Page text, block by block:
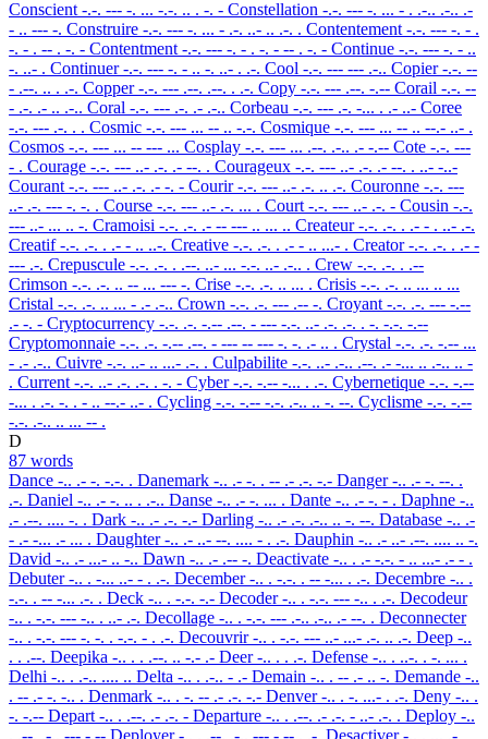
Conscient -.-. --- -. ... -.-. .. . -. - Constellation -.-. --- -. ... - . .-.. .-.. .-
- .. --- -. Construire -.-. --- -. ... - .-. ..- .. .-. . Contentement -.-. --- -. - .
-. - . -- . -. - Contentment -.-. --- -. - . -. - -- . -. - Continue -.-. --- -. - ..
-. ..- . Continuer-.-. --- -. - .. -. ..- . .-. Cool -.-. --- --- .-.. Copier-.-. --
- .--. .. . .-. Copper-.-. --- .--. .--. . .-. Copy -.-. --- .--. -.-- Corail -.-. --
- .-. .- .. .-.. Coral -.-. --- .-. .- .-.. Corbeau -.-. --- .-. -... . .- ..- Coree
-.-. --- .-. . . Cosmic -.-. --- ... -- .. -.-. Cosmique -.-. --- ... -- .. --.- ..- .
Cosmos -.-. --- ... -- --- ... Cosplay -.-. --- ... .--. .-.. .- -.-- Cote -.-. ---
- . Courage -.-. --- ..- .-. .- --. . Courageux -.-. --- ..- .-. .- --. . ..- -..-
Courant -.-. --- ..- .-. .- -. - Courir-.-. --- ..- .-. .. .-. Couronne -.-. ---
..- .-. --- -. -. . Course -.-. --- ..- .-. ... . Court -.-. --- ..- .-. - Cousin -.-.
--- ..- ... .. -. Cramoisi -.-. .-. .- -- --- .. ... .. Createur-.-. .-. . .- - . ..- .-.
Creatif-.-. .-. . .- - .. ..-. Creative -.-. .-. . .- - .. ...- . Creator-.-. .-. . .- -
--- .-. Crepuscule -.-. .-. . .--. ..- ... -.-. ..- .-.. . Crew -.-. .-. . .--
Crimson -.-. .-. .. -- ... --- -. Crise -.-. .-. .. ... . Crisis -.-. .-. .. ... .. ...
Cristal -.-. .-. .. ... - .- .-.. Crown -.-. .-. --- .-- -. Croyant -.-. .-. --- -.--
.- -. - Cryptocurrency -.-. .-. -.-- .--. - --- -.-. ..- .-. .-. . -. -.-. -.--
Cryptomonnaie -.-. .-. -.-- .--. - --- -- --- -. -. .- .. . Crystal -.-. .-. -.-- ...
- .- .-.. Cuivre -.-. ..- .. ...- .-. . Culpabilite -.-. ..- .-.. .--. .- -... .. .-.. .. -
. Current -.-. ..- .-. .-. . -. - Cyber-.-. -.-- -... . .-. Cybernetique -.-. -.--
-... . .-. -. . - .. --.- ..- . Cycling -.-. -.-- -.-. .-.. .. -. --. Cyclisme -.-. -.--
-.-. .-.. .. ... -- .
D
87 words
Dance -.. .- -. -.-. . Danemark -.. .- -. . -- .- .-. -.- Danger-.. .- -. --. .
.-. Daniel -.. .- -. .. . .-.. Danse -.. .- -. ... . Dante -.. .- -. - . Daphne -..
.- .--. .... -. . Dark -.. .- .-. -.- Darling -.. .- .-. .-.. .. -. --. Database -.. .-
- .- -... .- ... . Daughter-.. .- ..- --. .... - . .-. Dauphin -.. .- ..- .--. .... .. -.
David -.. .- ...- .. -.. Dawn -.. .- .-- -. Deactivate -.. . .- -.-. - .. ...- .- - .
Debuter-.. . -... ..- - . .-. December-.. . -.-. . -- -... . .-. Decembre -.. .
-.-. . -- -... .-. . Deck -.. . -.-. -.- Decoder-.. . -.-. --- -.. . .-. Decodeur
-.. . -.-. --- -.. . ..- .-. Decollage -.. . -.-. --- .-.. .-.. .- --. . Deconnecter
-.. . -.-. --- -. -. . -.-. - . .-. Decouvrir-.. . -.-. --- ..- ...- .-. .. .-. Deep -..
. . .--. Deepika -.. . . .--. .. -.- .- Deer-.. . . .-. Defense -.. . ..-. . -. ... .
Delhi -.. . .-.. .... .. Delta -.. . .-.. - .- Demain -.. . -- .- .. -. Demande -..
. -- .- -. -.. . Denmark -.. . -. -- .- .-. -.- Denver-.. . -. ...- . .-. Deny -.. .
-. -.-- Depart -.. . .--. .- .-. - Departure -.. . .--. .- .-. - ..- .-. . Deploy -..
. .--. .-.. --- -.-- Deployer-.. . .--. .-.. --- -.-- . .-. Desactiver-.. . ... .-